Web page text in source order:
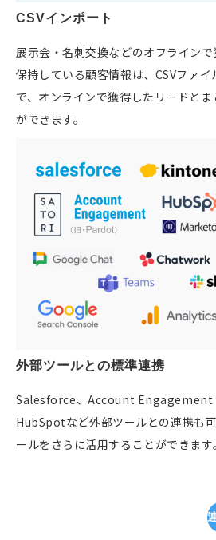
CSVインポート
展示会・名刺交換などのオフライン
保持している顧客情報は、CSVファ
で、オンラインで獲得したリードとま
ができます。
外部ツールとの標準連携
Salesforce、Account Engagement
HubSpotなど外部ツールとの連携も
ールをさらに活用することができます。